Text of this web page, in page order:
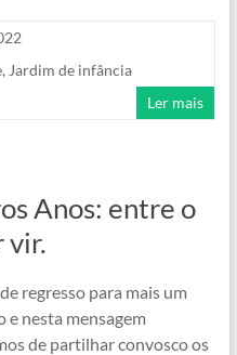
, Jardim de infância
Ler mais
Anos: entre o
vir.
regresso para mais um
e nesta mensagem
de partilhar convosco os